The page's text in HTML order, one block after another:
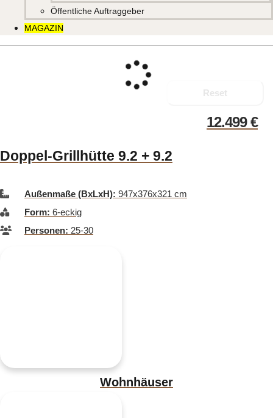
Öffentliche Auftraggeber
MAGAZIN
Reset
12.499€
Doppel-Grillhütte 9.2 + 9.2
Außenmaße (BxLxH): 947x376x321 cm
Form: 6-eckig
Personen: 25-30
Wohnhäuser